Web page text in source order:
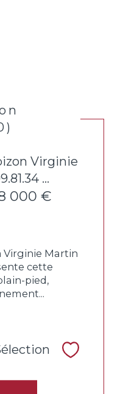
Virginie
...
000 €
Martin 
cette
pied,